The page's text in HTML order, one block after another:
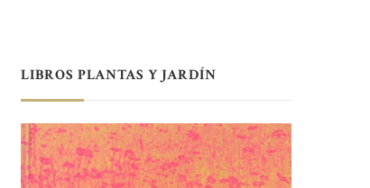
LIBROS PLANTAS Y JARDÍN